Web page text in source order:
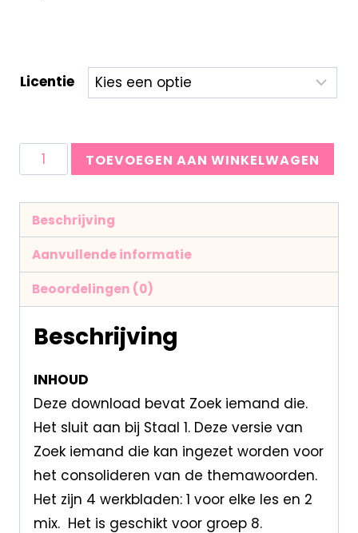
Licentie
TOEVOEGEN AAN WINKELWAGEN
Beschrijving
Aanvullende informatie
Beoordelingen (0)
Beschrijving
INHOUD
Deze download bevat Zoek iemand die.
Het sluit aan bij Staal 1. Deze versie van
Zoek iemand die kan ingezet worden voor
het consolideren van de themawoorden.
Het zijn 4 werkbladen: 1 voor elke les en 2
mix. Het is geschikt voor groep 8.